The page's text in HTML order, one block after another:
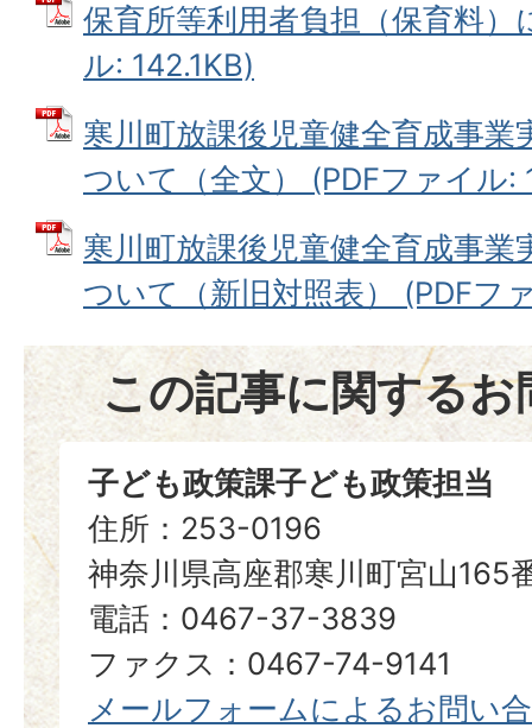
保育所等利用者負担（保育料）
ル: 142.1KB)
寒川町放課後児童健全育成事業
ついて（全文） (PDFファイル:
寒川町放課後児童健全育成事業
ついて（新旧対照表） (PDFフ
この記事に関するお
子ども政策課子ども政策担当
住所：253-0196
神奈川県高座郡寒川町宮山165
電話：0467-37-3839
ファクス：0467-74-9141
メールフォームによるお問い